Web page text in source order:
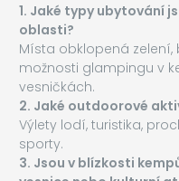
1. Jaké typy ubytování
oblasti?
Místa obklopená
možnosti glampingu v
vesničkách.
2. Jaké outdoorové
Výlety lodí, turistika,
sporty.
3. Jsou v blízkosti